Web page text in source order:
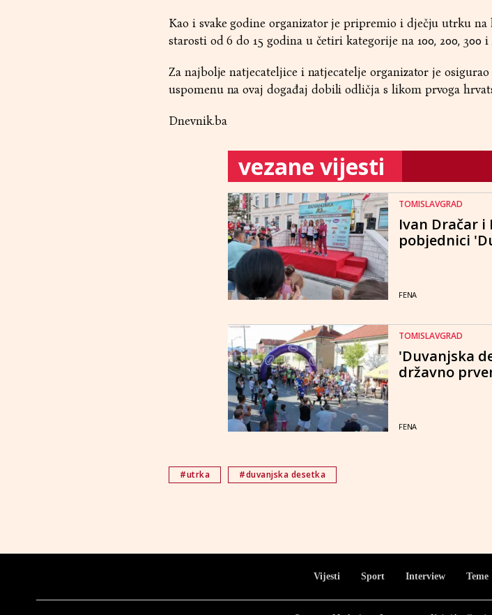
Kao i svake godine organizator je pripremio i dječju utrku na
starosti od 6 do 15 godina u četiri kategorije na 100, 200, 300 i
Za najbolje natjecateljice i natjecatelje organizator je osigurao
uspomenu na ovaj događaj dobili odličja s likom prvoga
Dnevnik.ba
vezane vijesti
TOMISLAVGRAD
Ivan Dračar
pobjednici
FENA
TOMISLAVGRAD
'Duvanjska
državno
FENA
#utrka #duvanjska desetka
Vijesti Sport Interview Teme